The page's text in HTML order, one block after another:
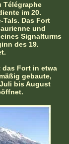
Télégraphe
im 20.
Tals. Das Fort
und
Signalturms
des 19.
das Fort in etwa
gebaute,
bis August